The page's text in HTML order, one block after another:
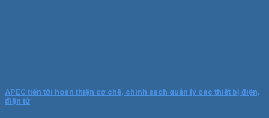
APEC tiến tới hoàn thiện cơ chế, chính sách quản lý các thiết bị điện,
điện tử